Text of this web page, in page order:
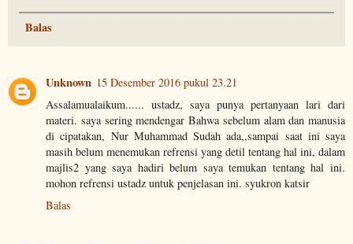
Balas
Unknown 15 Desember 2016 pukul 23.21
Assalamualaikum...... ustadz, saya punya pertanyaan lari dari
materi. saya sering mendengar Bahwa sebelum alam dan manusia
di cipatakan, Nur Muhammad Sudah ada,,sampai saat ini saya
masih belum menemukan refrensi yang detil tentang hal ini, dalam
majlis2 yang saya hadiri belum saya temukan tentang hal ini.
mohon refrensi ustadz untuk penjelasan ini. syukron katsir
Balas